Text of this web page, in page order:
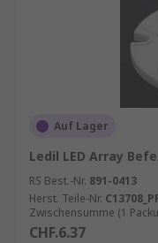
Auf Lager
Ledil LED Array
RS Best.-Nr. 891-0413
Herst. Teile-Nr.
Zwischensumme (1
CHF.6.37